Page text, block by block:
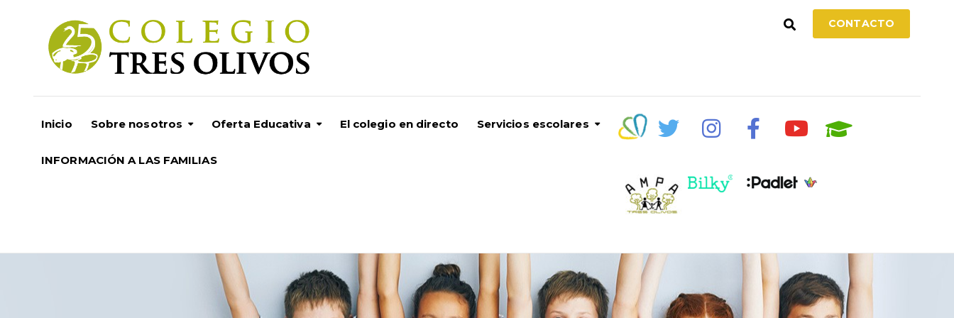
CONTACTO
Inicio Sobre nosotros Oferta Educativa El colegio en directo Servicios escolares
INFORMACIÓN A LAS FAMILIAS